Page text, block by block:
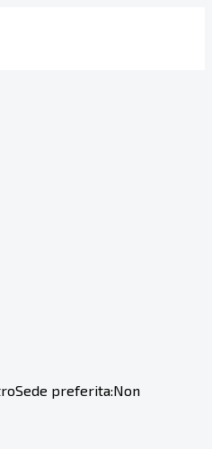
Sede preferita:Non